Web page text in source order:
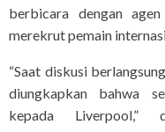
berbicara dengan
merekrut pemain
“Saat diskusi
diungkapkan bahwa
kepada Liverpool,”